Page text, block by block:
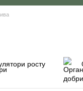
росту